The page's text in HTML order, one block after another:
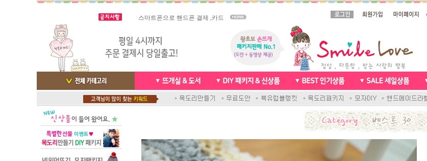
실시간 결
빠른 당일발송/ 거의 그 다음날